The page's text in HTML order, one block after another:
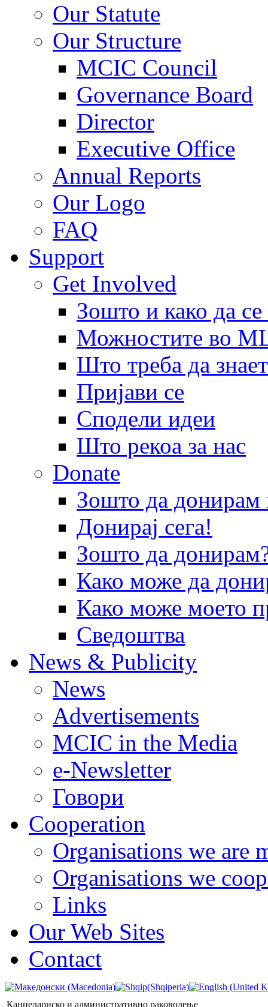
Our Statute
Our Structure
MCIC Council
Governance Board
Director
Executive Office
Annual Reports
Our Logo
FAQ
Support
Get Involved
Зошто и како да
Можностите во
Што треба да
Пријави се
Сподели идеи
Што рекоа за нас
Donate
Зошто да
Донирај сега!
Зошто да
Како може да
Како може моето
Сведоштва
News & Publicity
News
Advertisements
MCIC in the Media
e-Newsletter
Говори
Cooperation
Organisations we are
Organisations we
Links
Our Web Sites
Contact
Канцелариско и административно раководење